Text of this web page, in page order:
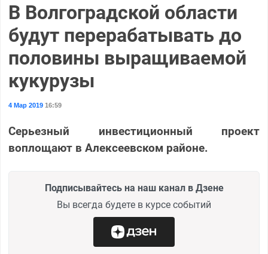
В Волгоградской области
будут перерабатывать до
половины выращиваемой
кукурузы
4 Мар 201916:59
Серьезный инвестиционный проект
воплощают в Алексеевском районе.
Подписывайтесь на наш канал в Дзене
Вы всегда будете в курсе событий